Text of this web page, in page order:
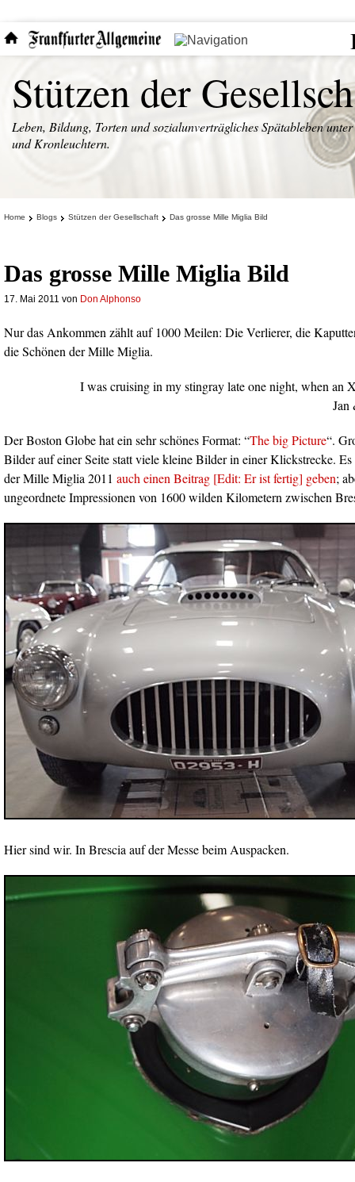
Stützen der
Leben, Bildung, Torten und sozialunverträgliches Spätableben unter
und Kronleuchtern.
Home Blogs Stützen der Gesellschaft Das grosse Mille Miglia Bild
Das grosse Mille Miglia Bild
17. Mai 2011 von Don Alphonso
Nur das Ankommen zählt auf 1000 Meilen: Die Verlierer, die
die Schönen der Mille Miglia.
I was cruising in my stingray late one night, when an
Jan
Der Boston Globe hat ein sehr schönes Format: “The big Picture“.
Bilder auf einer Seite statt viele kleine Bilder in einer Klickstrecke.
der Mille Miglia 2011 auch einen Beitrag [Edit: Er ist fertig] geben;
ungeordnete Impressionen von 1600 wilden Kilometern zwischen
Hier sind wir. In Brescia auf der Messe beim Auspacken.